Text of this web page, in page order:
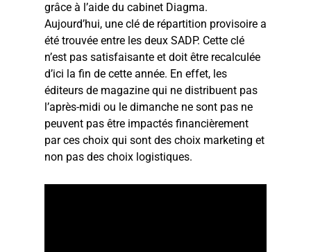
grâce à l’aide du cabinet Diagma.
Aujourd’hui, une clé de répartition provisoire a
été trouvée entre les deux SADP. Cette clé
n’est pas satisfaisante et doit être recalculée
d’ici la fin de cette année. En effet, les
éditeurs de magazine qui ne distribuent pas
l’après-midi ou le dimanche ne sont pas ne
peuvent pas être impactés financièrement
par ces choix qui sont des choix marketing et
non pas des choix logistiques.